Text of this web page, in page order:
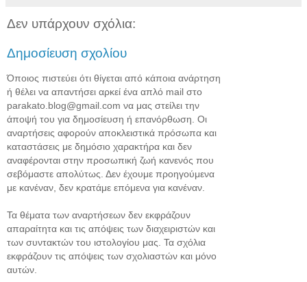
Δεν υπάρχουν σχόλια:
Δημοσίευση σχολίου
Όποιος πιστεύει ότι θίγεται από κάποια ανάρτηση
ή θέλει να απαντήσει αρκεί ένα απλό mail στο
parakato.blog@gmail.com να μας στείλει την
άποψή του για δημοσίευση ή επανόρθωση. Οι
αναρτήσεις αφορούν αποκλειστικά πρόσωπα και
καταστάσεις με δημόσιο χαρακτήρα και δεν
αναφέρονται στην προσωπική ζωή κανενός που
σεβόμαστε απολύτως. Δεν έχουμε προηγούμενα
με κανέναν, δεν κρατάμε επόμενα για κανέναν.
Τα θέματα των αναρτήσεων δεν εκφράζουν
απαραίτητα και τις απόψεις των διαχειριστών και
των συντακτών του ιστολογίου μας. Τα σχόλια
εκφράζουν τις απόψεις των σχολιαστών και μόνο
αυτών.